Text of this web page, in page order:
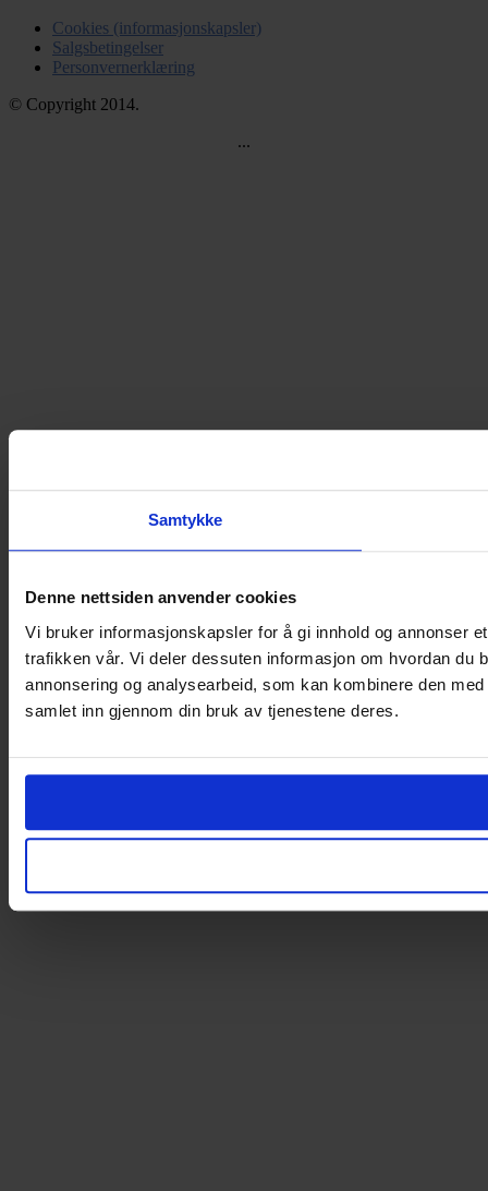
Samtykke
Denne nettsiden anvender cookies
Vi bruker informasjonskapsler for å gi innhold og annonser
trafikken vår. Vi deler dessuten informasjon om hvordan du
annonsering og analysearbeid, som kan kombinere den
samlet inn gjennom din bruk av tjenestene deres.
Cookies (informasjonskapsler)
Salgsbetingelser
Personvernerklæring
© Copyright 2014.
...